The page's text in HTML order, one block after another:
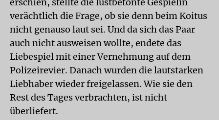
verächtlich die Frage, ob sie denn beim Koitus
nicht genauso laut sei. Und da sich das Paar
auch nicht ausweisen wollte, endete das
Liebespiel mit einer Vernehmung auf dem
Polizeirevier. Danach wurden die lautstarken
Liebhaber wieder freigelassen. Wie sie den
Rest des Tages verbrachten, ist nicht
überliefert.